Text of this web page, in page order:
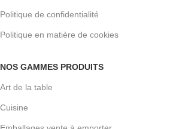
Politique de confidentialité
Politique en matière de cookies
NOS GAMMES PRODUITS
Art de la table
Cuisine